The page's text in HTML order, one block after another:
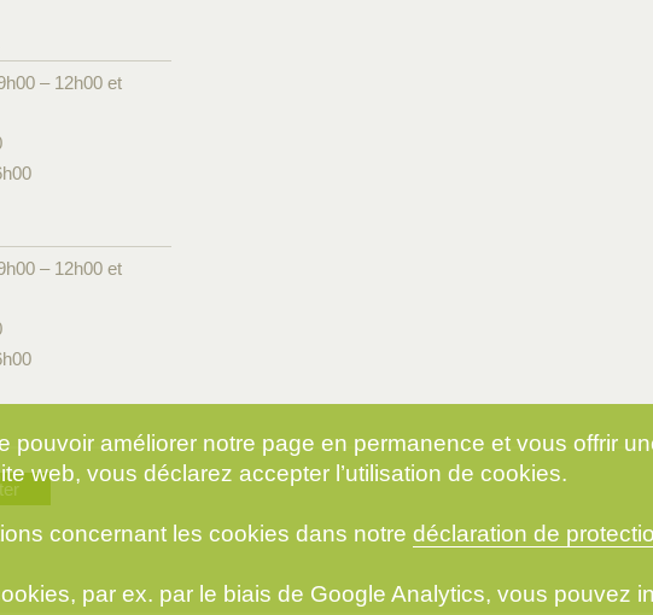
– 12h00 et
– 12h00 et
pouvoir améliorer notre page en permanence et vous offrir
web, vous déclarez accepter l’utilisation de cookies.
concernant les cookies dans notre déclaration de
par ex. par le biais de Google Analytics, vous pouvez